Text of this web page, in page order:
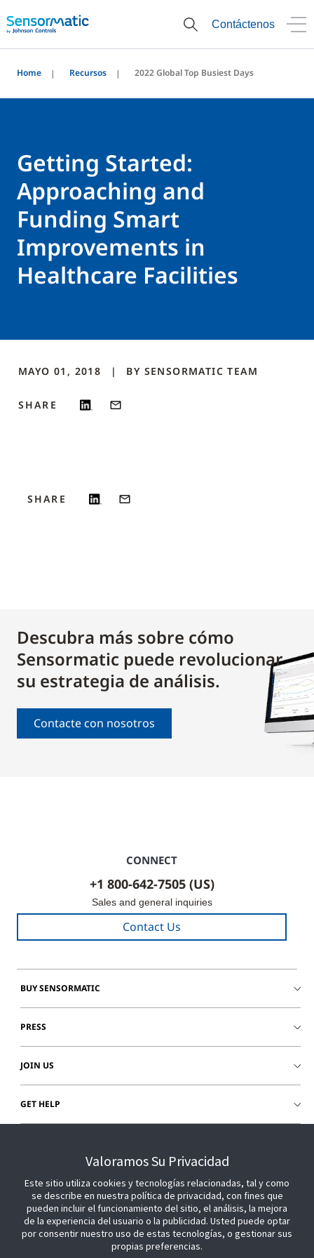
Contáctenos
Home Recursos 2022 Global Top Busiest Days
Getting Started:
Approaching and
Funding Smart
Improvements in
Healthcare Facilities
MAYO 01, 2018 BY SENSORMATIC TEAM
SHARE
SHARE
Descubra más sobre cómo
Sensormatic puede revolucionar
su estrategia de análisis.
Contacte con nosotros
CONNECT
+1 800-642-7505 (US)
Sales and general inquiries
Contact Us
BUY SENSORMATIC
PRESS
JOIN US
GET HELP
Valoramos Su Privacidad
Este sitio utiliza cookies y tecnologías relacionadas, tal y como
se describe en nuestra política de privacidad, con fines que
pueden incluir el funcionamiento del sitio, el análisis, la mejora
de la experiencia del usuario o la publicidad. Usted puede optar
por consentir nuestro uso de estas tecnologías, o gestionar sus
propias preferencias.